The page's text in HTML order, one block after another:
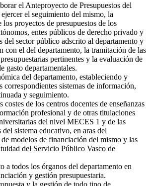
el Anteproyecto de Presupuestos del
el seguimiento del mismo, la
proyectos de presupuestos de los
entes públicos de derecho privado y
del sector público adscrito al departamento y
con el del departamento, la tramitación de las
pertinentes y la evaluación de
gasto departamentales.
del departamento, estableciendo y
correspondientes sistemas de información,
y seguimiento.
costes de los centros docentes de enseñanzas
profesional y de otras titulaciones
del nivel MECES 1 y de las
del sistema educativo, en aras del
modelos de financiación del mismo y las
del Servicio Público Vasco de
a todos los órganos del departamento en
y gestión presupuestaria.
y la gestión de todo tipo de